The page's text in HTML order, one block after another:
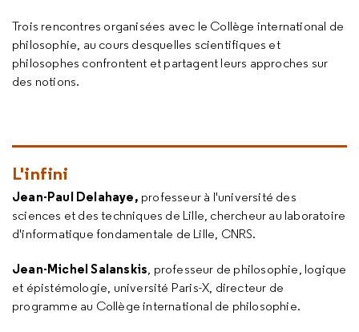
Trois rencontres organisées avec le Collège international de
philosophie, au cours desquelles scientifiques et
philosophes confrontent et partagent leurs approches sur
des notions.
L'infini
Jean-Paul Delahaye, professeur à l'université des
sciences et des techniques de Lille, chercheur au laboratoire
d'informatique fondamentale de Lille, CNRS.
Jean-Michel Salanskis, professeur de philosophie, logique
et épistémologie, université Paris-X, directeur de
programme au Collège international de philosophie.